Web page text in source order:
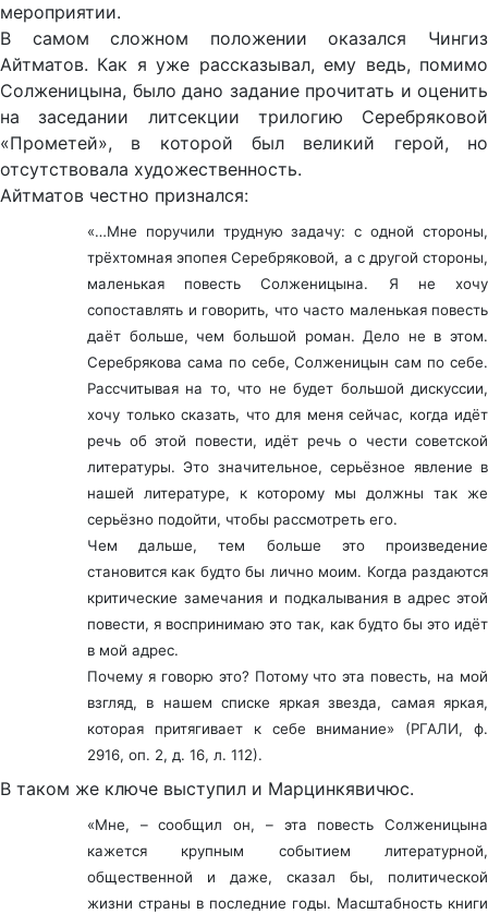
мероприятии.
В самом сложном положении оказался Чингиз
Айтматов. Как я уже рассказывал, ему ведь, помимо
Солженицына, было дано задание прочитать и оценить
на заседании литсекции трилогию Серебряковой
«Прометей», в которой был великий герой, но
отсутствовала художественность.
Айтматов честно признался:
«…Мне поручили трудную задачу: с одной стороны,
трёхтомная эпопея Серебряковой, а с другой стороны,
маленькая повесть Солженицына. Я не хочу
сопоставлять и говорить, что часто маленькая повесть
даёт больше, чем большой роман. Дело не в этом.
Серебрякова сама по себе, Солженицын сам по себе.
Рассчитывая на то, что не будет большой дискуссии,
хочу только сказать, что для меня сейчас, когда идёт
речь об этой повести, идёт речь о чести советской
литературы. Это значительное, серьёзное явление в
нашей литературе, к которому мы должны так же
серьёзно подойти, чтобы рассмотреть его.
Чем дальше, тем больше это произведение
становится как будто бы лично моим. Когда раздаются
критические замечания и подкалывания в адрес этой
повести, я воспринимаю это так, как будто бы это идёт
в мой адрес.
Почему я говорю это? Потому что эта повесть, на мой
взгляд, в нашем списке яркая звезда, самая яркая,
которая притягивает к себе внимание» (РГАЛИ, ф.
2916, оп. 2, д. 16, л. 112).
В таком же ключе выступил и Марцинкявичюс.
«Мне, – сообщил он, – эта повесть Солженицына
кажется крупным событием литературной,
общественной и даже, сказал бы, политической
жизни страны в последние годы. Масштабность книги